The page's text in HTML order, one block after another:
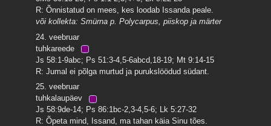
R: Õnnistatud on mees, kes loodab Issanda peale.
või kollekta: Smürna p. Polycarpus, piiskop ja märter
24. veebruar
tuhkareede
Js 58:1-9abc; Ps 51:3-4,5-6abcd,18-19; Mt 9:14-15
R: Jumal ei põlga murtud ja purukslöödud südant.
25. veebruar
tuhkalaupäev
Js 58:9de-14; Ps 86:1bc-2,3-4,5-6; Lk 5:27-32
R: Õpeta mind, Issand, ma tahan käia Sinu tões.